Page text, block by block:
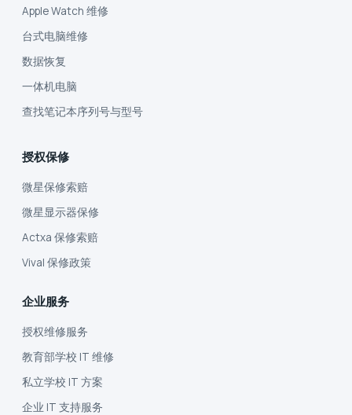
Apple Watch 维修
台式电脑维修
数据恢复
一体机电脑
查找笔记本序列号与型号
授权保修
微星保修索赔
微星显示器保修
Actxa 保修索赔
Vival 保修政策
企业服务
授权维修服务
教育部学校 IT 维修
私立学校 IT 方案
企业 IT 支持服务